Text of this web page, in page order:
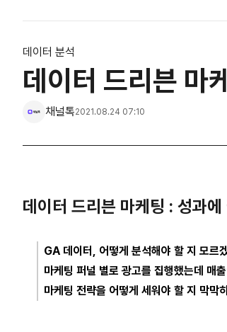
데이터 분석
데이터 드리븐 마
채널톡2021.08.24 07:10
데이터 드리븐 마케팅 : 성과
GA 데이터, 어떻게 분석해야 할 지 모르
마케팅 퍼널 별로 광고를 집행했는데 매
마케팅 전략을 어떻게 세워야 할 지 막막